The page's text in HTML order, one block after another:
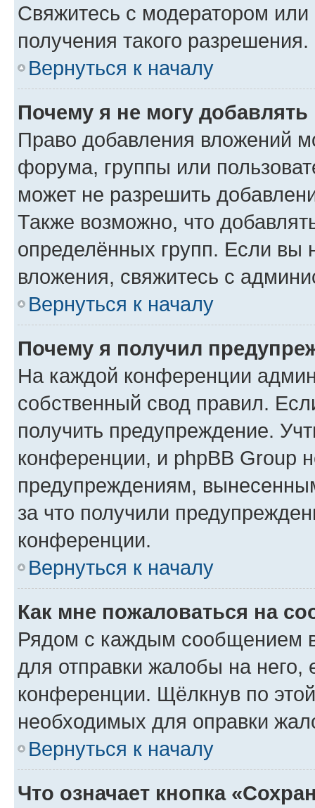
Свяжитесь с модератором
получения такого разрешения.
Вернуться к началу
Почему я не могу
Право добавления вложений
форума, группы или
может не разрешить
Также возможно, что
определённых групп. Если вы
вложения, свяжитесь с
Вернуться к началу
Почему я получил
На каждой конференции
собственный свод правил.
получить предупреждение.
конференции, и phpBB Group
предупреждениям,
за что получили
конференции.
Вернуться к началу
Как мне пожаловаться на
Рядом с каждым сообщением
для отправки жалобы на него,
конференции. Щёлкнув по
необходимых для оправки
Вернуться к началу
Что означает кнопка